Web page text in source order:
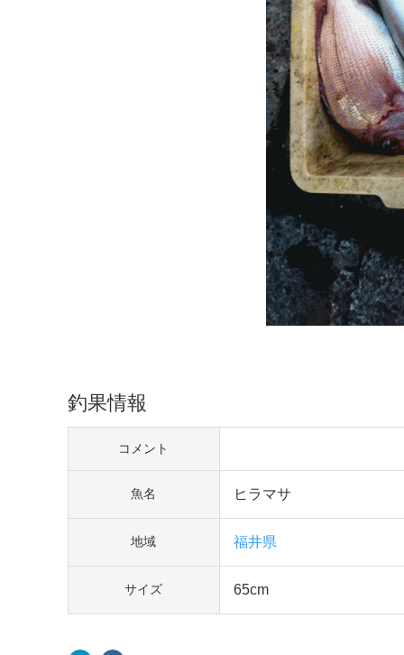
釣果情報
コメント
魚名 ヒラマサ
地域 福井県
サイズ 65cm